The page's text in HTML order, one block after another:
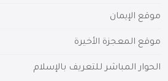
موقع الإيمان
موقع المعجزة الأخيرة
الحوار المباشر للتعريف بالإسلام